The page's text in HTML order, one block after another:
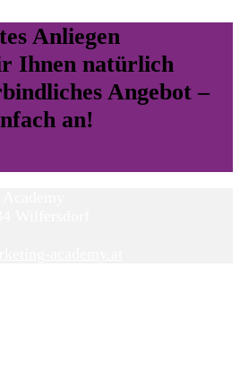
Anliegen
Ihnen natürlich
Angebot –
an!